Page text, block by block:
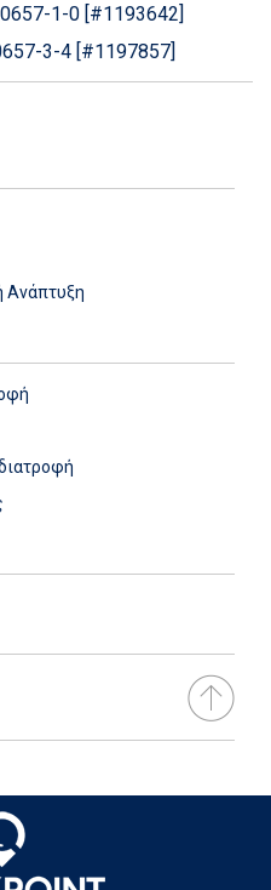
1-0 [#1193642]
3-4 [#1197857]
Ανάπτυξη